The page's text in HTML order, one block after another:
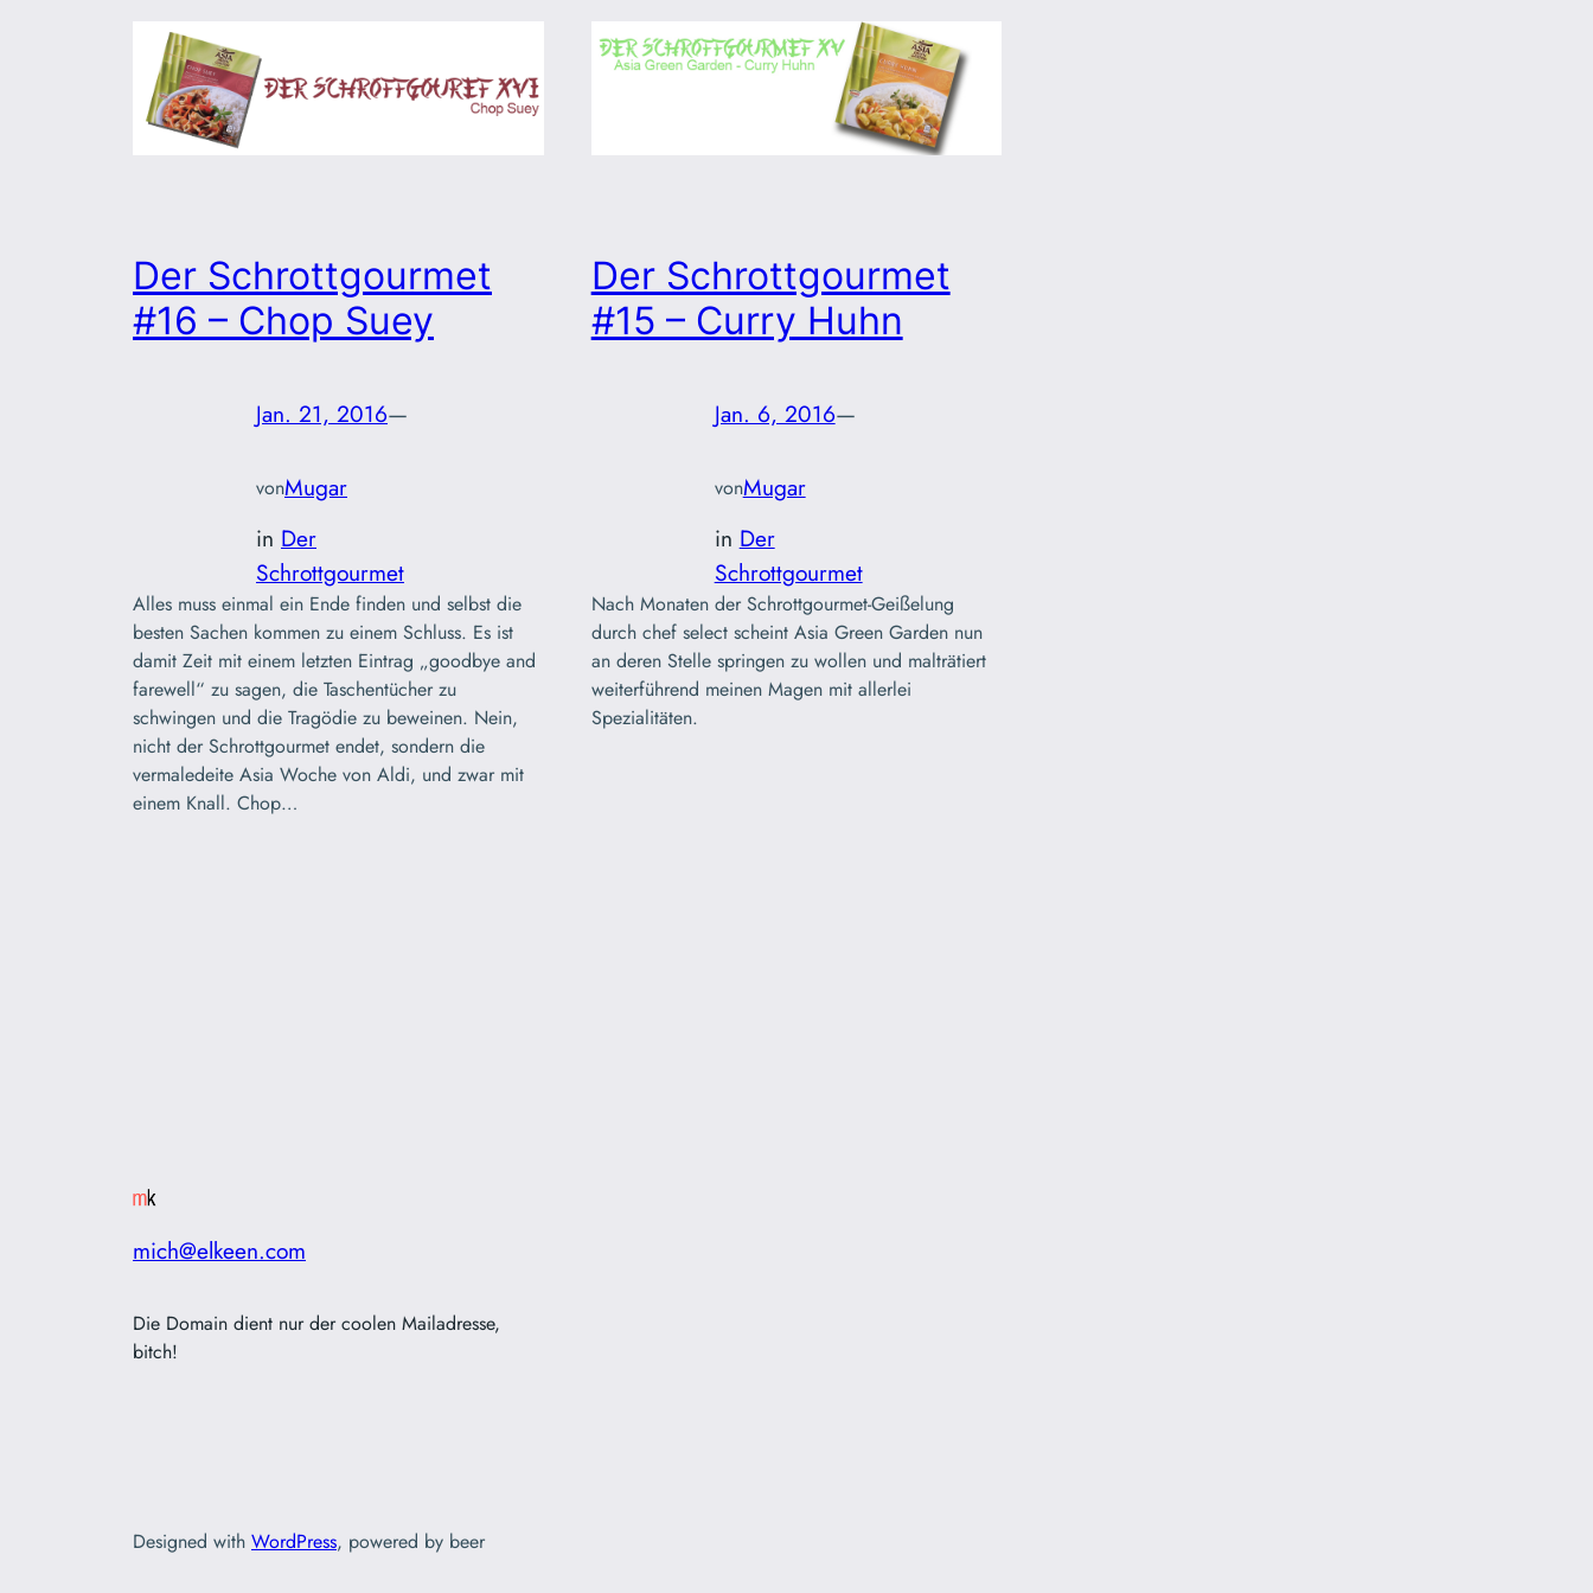
Der Schrottgourmet
#16 – Chop Suey
Jan. 21, 2016—
vonMugar
in Der
Schrottgourmet
Alles muss einmal ein Ende finden und selbst die
besten Sachen kommen zu einem Schluss. Es ist
damit Zeit mit einem letzten Eintrag „goodbye and
farewell“ zu sagen, die Taschentücher zu
schwingen und die Tragödie zu beweinen. Nein,
nicht der Schrottgourmet endet, sondern die
vermaledeite Asia Woche von Aldi, und zwar mit
einem Knall. Chop…
Der Schrottgourmet
#15 – Curry Huhn
Jan. 6, 2016—
vonMugar
in Der
Schrottgourmet
Nach Monaten der Schrottgourmet-Geißelung
durch chef select scheint Asia Green Garden nun
an deren Stelle springen zu wollen und malträtiert
weiterführend meinen Magen mit allerlei
Spezialitäten.
mich@elkeen.com
Die Domain dient nur der coolen Mailadresse,
bitch!
Designed with WordPress, powered by beer